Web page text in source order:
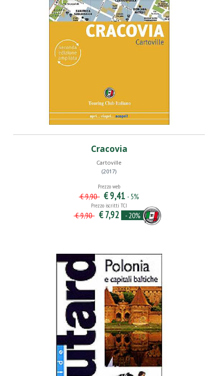
Cracovia
Cartoville
(2017)
Prezzo web
€ 9,90 € 9,41 - 5%
Prezzo iscritti TCI
€ 9,90 € 7,92 - 20%